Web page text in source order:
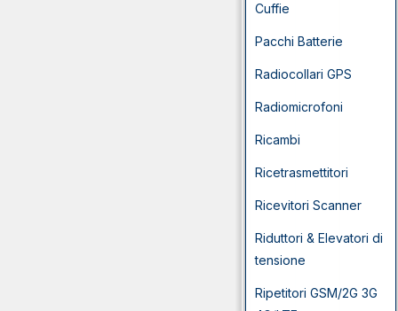
Cuffie
Pacchi Batterie
Radiocollari GPS
Radiomicrofoni
Ricambi
Ricetrasmettitori
Ricevitori Scanner
Riduttori & Elevatori di
tensione
Ripetitori GSM/2G 3G